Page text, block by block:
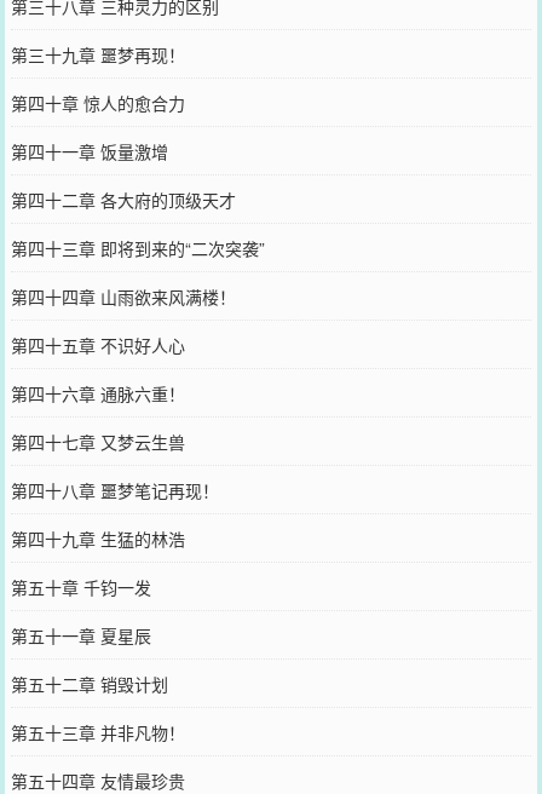
第三十八章 三种灵力的区别
第三十九章 噩梦再现！
第四十章 惊人的愈合力
第四十一章 饭量激增
第四十二章 各大府的顶级天才
第四十三章 即将到来的“二次突袭”
第四十四章 山雨欲来风满楼！
第四十五章 不识好人心
第四十六章 通脉六重！
第四十七章 又梦云生兽
第四十八章 噩梦笔记再现！
第四十九章 生猛的林浩
第五十章 千钧一发
第五十一章 夏星辰
第五十二章 销毁计划
第五十三章 并非凡物！
第五十四章 友情最珍贵